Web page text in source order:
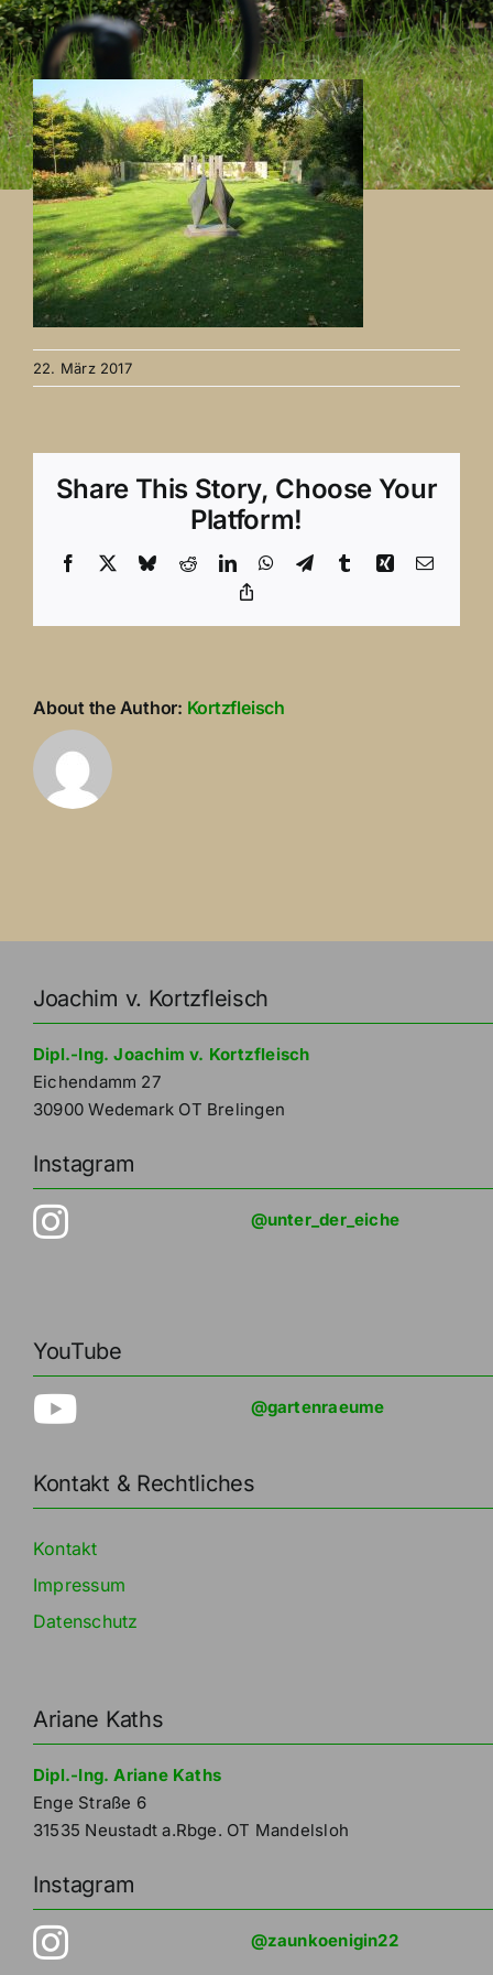
22. März 2017
Share This Story, Choose Your
Platform!
Facebook BlueskyRedditLinkedInWhatsApp
TelegramTumblrXing Email
About the Author: Kortzfleisch
Joachim v. Kortzfleisch
Dipl.-Ing. Joachim v. Kortzfleisch
Eichendamm 27
30900 Wedemark OT Brelingen
Instagram
@unter_der_eiche
YouTube
@gartenraeume
Kontakt & Rechtliches
Kontakt
Impressum
Datenschutz
Ariane Kaths
Dipl.-Ing. Ariane Kaths
Enge Straße 6
31535 Neustadt a.Rbge. OT Mandelsloh
Instagram
@zaunkoenigin22